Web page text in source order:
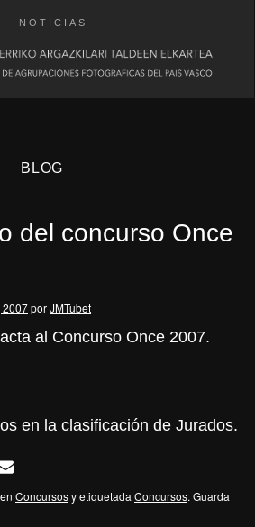
NOTICIAS
BLOG
del concurso Once
2007porJMTubet
al Concurso Once 2007.
en la clasificación de Jurados.
Concursosy etiquetada Concursos. Guarda